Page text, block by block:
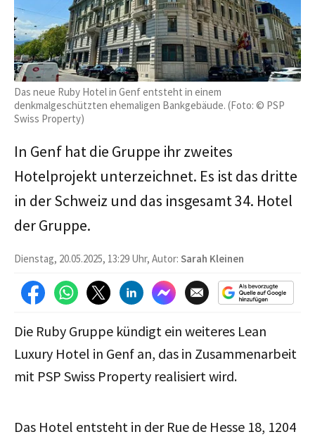
Das neue Ruby Hotel in Genf entsteht in einem
denkmalgeschützten ehemaligen Bankgebäude. (Foto: © PSP
Swiss Property)
In Genf hat die Gruppe ihr zweites
Hotelprojekt unterzeichnet. Es ist das dritte
in der Schweiz und das insgesamt 34. Hotel
der Gruppe.
Dienstag, 20.05.2025, 13:29 Uhr, Autor: Sarah Kleinen
Die Ruby Gruppe kündigt ein weiteres Lean
Luxury Hotel in Genf an, das in Zusammenarbeit
mit PSP Swiss Property realisiert wird.
Das Hotel entsteht in der Rue de Hesse 18, 1204